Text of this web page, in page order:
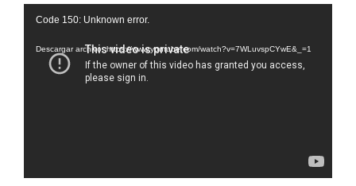
Reproductor
vídeo
Code 150: Unknown error.
Descargar archivo: https://www.youtube.com/watch?v=7WLuvspCYwE&_=1